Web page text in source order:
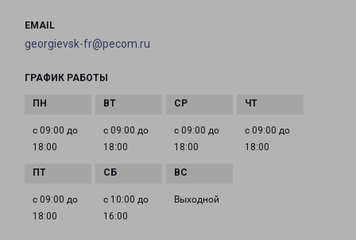
EMAIL
georgievsk-fr@pecom.ru
ГРАФИК РАБОТЫ
с 09:00 до
18:00
с 09:00 до
18:00
с 09:00 до
18:00
с 09:00 до
18:00
с 09:00 до
18:00
с 10:00 до
16:00
Выходной